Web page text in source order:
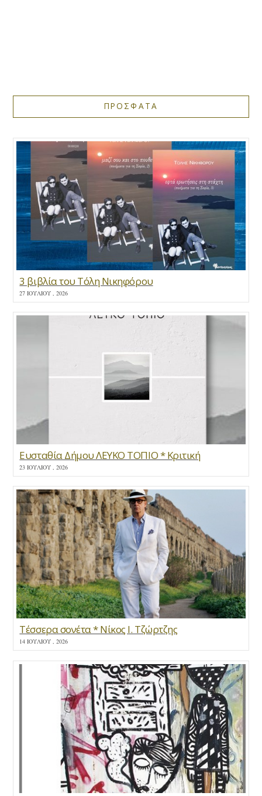
ΠΡΟΣΦΑΤΑ
3 βιβλία του Τόλη Νικηφόρου
27 ΙΟΥΛΊΟΥ , 2026
Ευσταθία Δήμου ΛΕΥΚΟ ΤΟΠΙΟ * Κριτική
23 ΙΟΥΛΊΟΥ , 2026
Τέσσερα σονέτα * Νίκος Ι. Τζώρτζης
14 ΙΟΥΛΊΟΥ , 2026